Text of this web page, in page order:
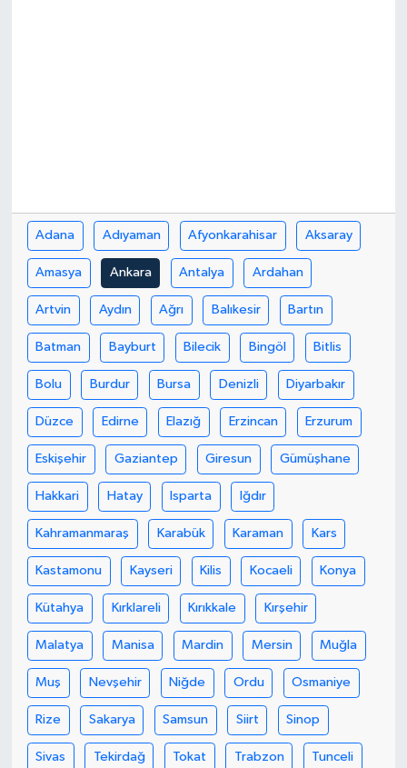
Adana Adıyaman Afyonkarahisar Aksaray
Amasya Ankara Antalya Ardahan
Artvin Aydın Ağrı Balıkesir Bartın
Batman Bayburt Bilecik Bingöl Bitlis
Bolu Burdur Bursa Denizli Diyarbakır
Düzce Edirne Elazığ Erzincan Erzurum
Eskişehir Gaziantep Giresun Gümüşhane
Hakkari Hatay Isparta Iğdır
Kahramanmaraş Karabük Karaman Kars
Kastamonu Kayseri Kilis Kocaeli Konya
Kütahya Kırklareli Kırıkkale Kırşehir
Malatya Manisa Mardin Mersin Muğla
Muş Nevşehir Niğde Ordu Osmaniye
Rize Sakarya Samsun Siirt Sinop
Sivas Tekirdağ Tokat Trabzon Tunceli